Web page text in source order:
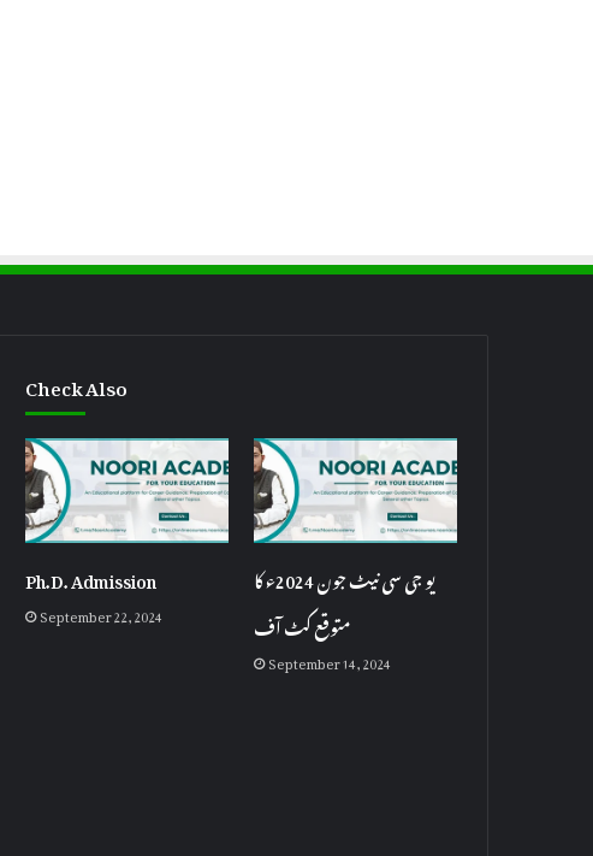
Check Also
Ph.D. Admission
September 22, 2024
یو جی سی نیٹ جون 2024ء کا
متوقع کٹ آف
September 14, 2024